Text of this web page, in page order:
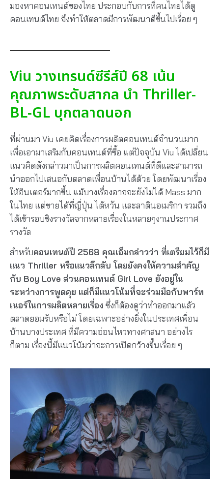
มองหาคอนเทนต์ของไทย ประกอบกับการที่คนไทยได้ดู
คอนเทนต์ไทย จึงทำให้ตลาดมีการพัฒนาดีขึ้นไปเรื่อย ๆ
Viu วางเทรนด์ซีรีส์ปี 68 เน้น
คุณภาพระดับสากล นำ Thriller-
BL-GL บุกตลาดนอก
ที่ผ่านมา Viu เคยคิดเรื่องการผลิตคอนเทนต์จำนวนมาก
เพื่อเอามาเสริมกับคอนเทนต์ที่ซื้อ แต่ปัจจุบัน Viu ได้เปลี่ยน
แนวคิดดังกล่าวมาเป็นการผลิตคอนเทนต์ที่ดีและสามารถ
นำออกไปเสนอกับตลาดเพื่อนบ้านได้ด้วย โดยพัฒนาเรื่อง
ให้อินเตอร์มากขึ้น แม้บางเรื่องอาจจะยังไม่ได้ Mass มาก
ในไทย แต่ขายได้ที่ญี่ปุ่น ไต้หวัน และลาตินอเมริกา รวมถึง
ได้เข้ารอบชิงรางวัลจากหลายเรื่องในหลายๆงานประกาศ
รางวัล
สำหรับคอนเทนต์ปี 2568 คุณเอ็มกล่าวว่า ที่เตรียมไว้ก็มี
แนว Thriller หรือแนวลึกลับ โดยยังคงให้ความสำคัญ
กับ Boy Love ส่วนคอนเทนต์ Girl Love ยังอยู่ใน
ระหว่างการพูดคุย แต่ก็มีแนวโน้มที่จะร่วมมือกับพาร์ท
เนอร์ในการผลิตหลายเรื่อง ซึ่งก็ต้องดูว่าทำออกมาแล้ว
ตลาดยอมรับหรือไม่ โดยเฉพาะอย่างยิ่งในประเทศเพื่อน
บ้านบางประเทศ ที่มีความอ่อนไหวทางศาสนา อย่างไร
ก็ตาม เรื่องนี้มีแนวโน้มว่าจะการเปิดกว้างขึ้นเรื่อย ๆ